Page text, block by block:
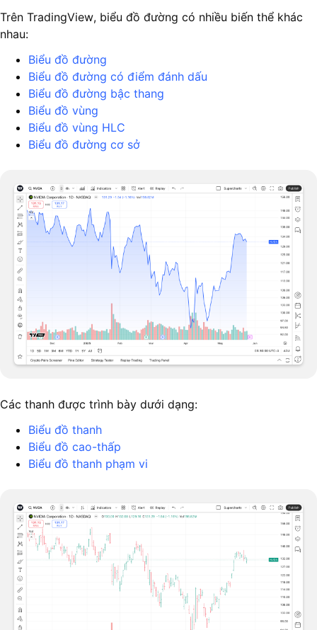
Trên TradingView, biểu đồ đường có nhiều biến thể khác
nhau:
Biểu đồ đường
Biểu đồ đường có điểm đánh dấu
Biểu đồ đường bậc thang
Biểu đồ vùng
Biểu đồ vùng HLC
Biểu đồ đường cơ sở
Các thanh được trình bày dưới dạng:
Biểu đồ thanh
Biểu đồ cao-thấp
Biểu đồ thanh phạm vi